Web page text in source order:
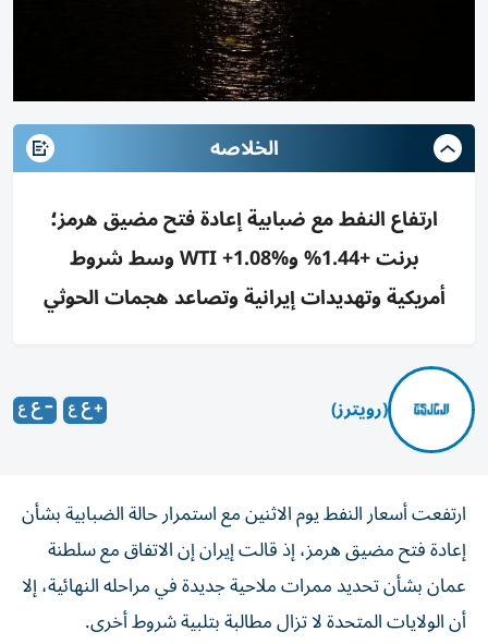
الخلاصه
ارتفاع النفط مع ضبابية إعادة فتح مضيق هرمز؛
برنت +1.44% وWTI +1.08% وسط شروط
أمريكية وتهديدات إيرانية وتصاعد هجمات الحوثي
(رويترز)
ارتفعت ‌أسعار النفط يوم ​الاثنين مع ⁠استمرار حالة ‌الضبابية بشأن
‌إعادة فتح مضيق هرمز، إذ ‌قالت إيران إن الاتفاق ⁠مع سلطنة
عمان بشأن تحديد ممرات ملاحية جديدة في مراحله النهائية، إلا
​أن الولايات المتحدة ‌لا تزال مطالبة بتلبية شروط أخرى.